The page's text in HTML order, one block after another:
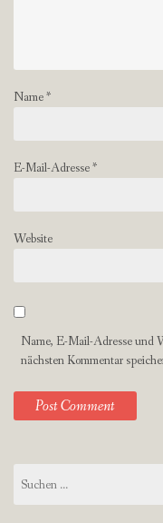
Name*
E-Mail-Adresse*
Website
Name, E-Mail-Adresse und
nächsten Kommentar
nach: